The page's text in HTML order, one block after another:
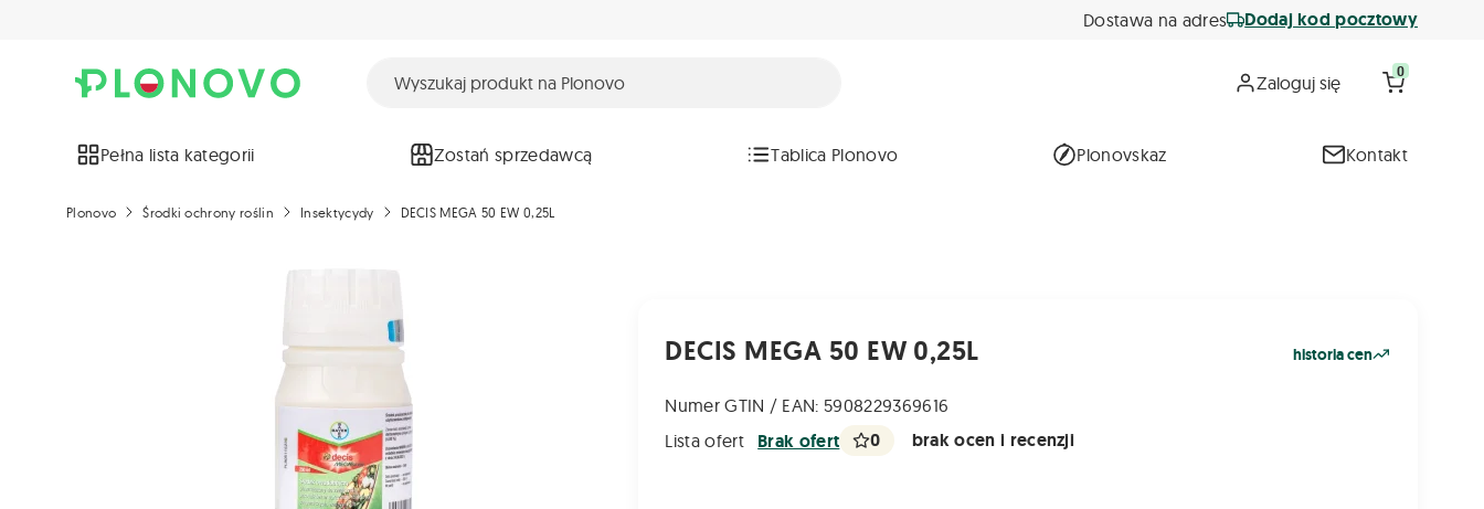
Dostawa na adres Dodaj kod pocztowy
Zaloguj się 0
Pełna lista kategorii Zostań sprzedawcą Tablica Plonovo Plonovskaz Kontakt
Plonovo Środki ochrony roślin Insektycydy DECIS MEGA 50 EW 0,25L
DECIS MEGA 50 EW 0,25L
Numer GTIN / EAN: 5908229369616
historia cen
Lista ofert Brak ofert 0 brak ocen i recenzji